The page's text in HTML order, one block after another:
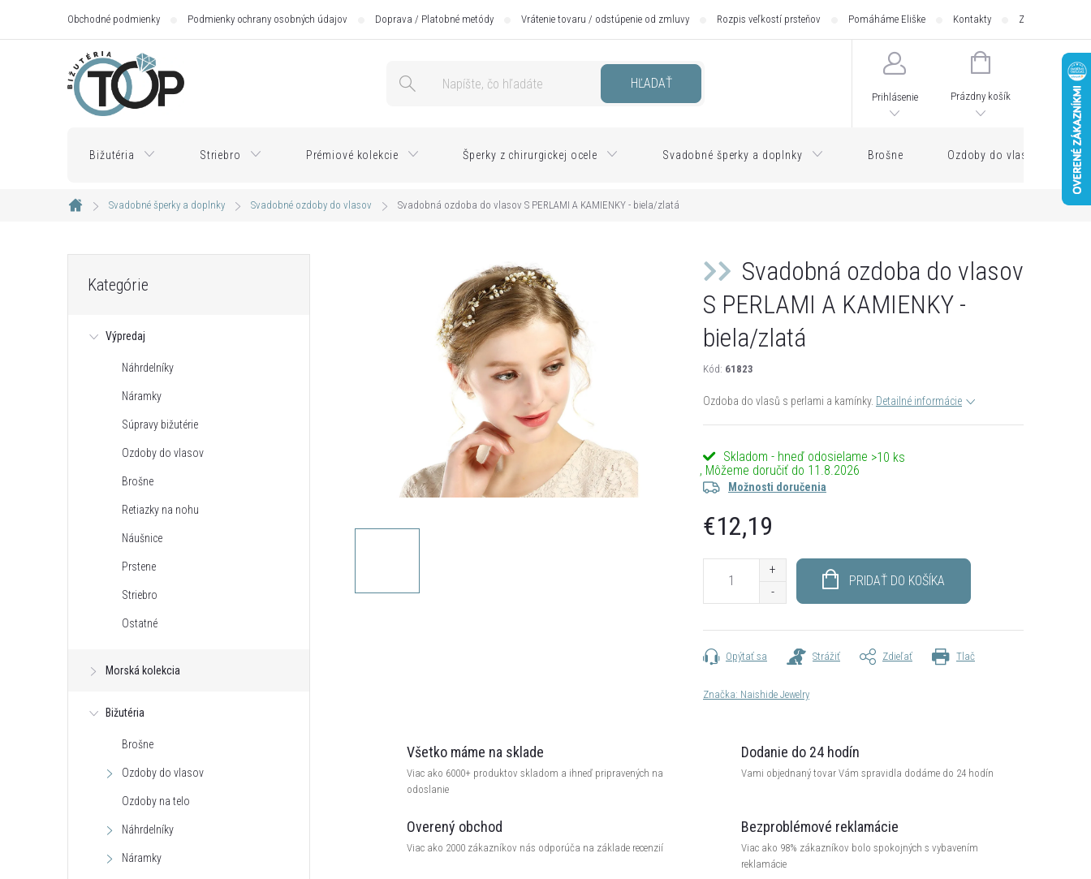
Obchodné podmienky Podmienky ochrany osobných údajov Doprava / Platobné metódy Vrátenie tovaru / odstúpenie od zmluvy Rozpis veľkostí prsteňov Pomáháme Eliške Kontakty Zásilkovna -
HĽADAŤ
Prihlásenie
NÁKUPNÝ
Prázdny košík
Bižutéria Striebro Prémiové kolekcie Šperky z chirurgickej ocele Svadobné šperky a doplnky Brošne Ozdoby do vlasov
Domov
Svadobné šperky a doplnky Svadobné ozdoby do vlasov Svadobná ozdoba do vlasov S PERLAMI A KAMIENKY - biela/zlatá
kategórie
Kategórie
Výpredaj
Náhrdelníky
Náramky
Súpravy bižutérie
Ozdoby do vlasov
Brošne
Retiazky na nohu
Náušnice
Prstene
Striebro
Ostatné
Morská kolekcia
Bižutéria
Brošne
Ozdoby do vlasov
Ozdoby na telo
Náhrdelníky
Náramky
Svadobná ozdoba do vlasov
S PERLAMI A KAMIENKY -
biela/zlatá
Kód: 61823
Ozdoba do vlasů s perlami a kamínky. Detailné informácie
Skladom - hneď odosielame >10 ks
11.8.2026
Možnosti doručenia
€12,19
PRIDAŤ DO KOŠÍKA
Tlač
Opýtať sa Strážiť Zdieľať
Značka: Naishide Jewelry
Všetko máme na sklade
Viac ako 6000+ produktov skladom a ihneď pripravených na
odoslanie
Dodanie do 24 hodín
Vami objednaný tovar Vám spravidla dodáme do 24 hodín
Overený obchod
Viac ako 2000 zákazníkov nás odporúča na základe recenzií
Bezproblémové reklamácie
Viac ako 98% zákazníkov bolo spokojných s vybavením
reklamácie